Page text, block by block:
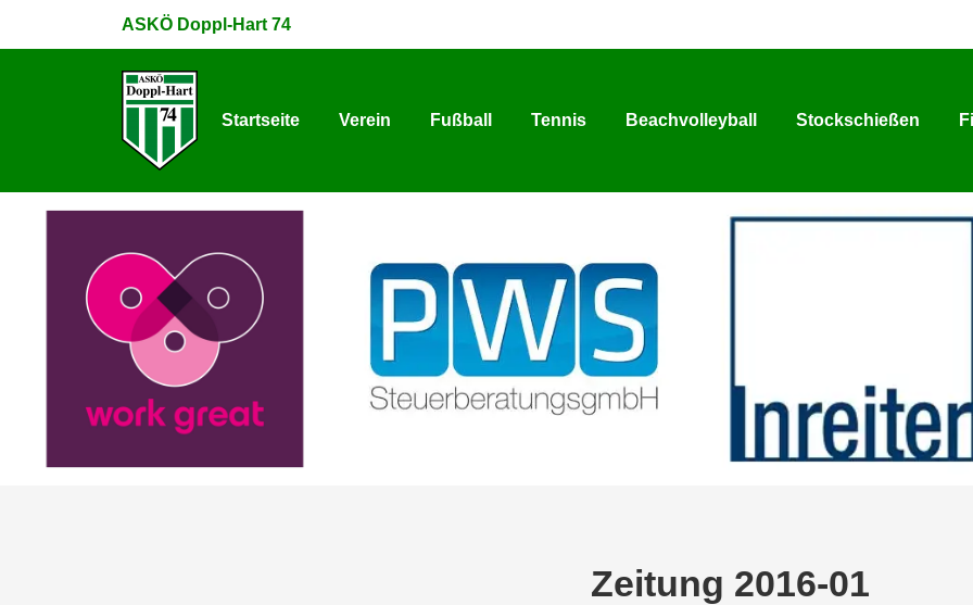
ASKÖ Doppl-Hart 74
Startseite Verein Fußball Tennis Beachvolleyball Stockschießen
Zeitung 2016-01